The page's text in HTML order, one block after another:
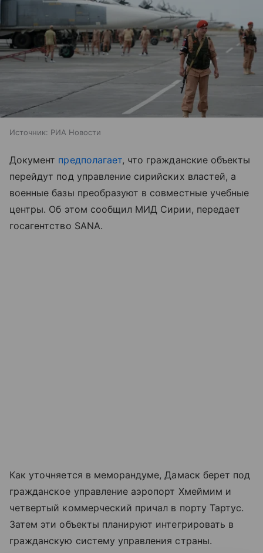
Источник: РИА Новости
Документ предполагает, что гражданские объекты
перейдут под управление сирийских властей, а
военные базы преобразуют в совместные учебные
центры. Об этом сообщил МИД Сирии, передает
госагентство SANA.
Как уточняется в меморандуме, Дамаск берет под
гражданское управление аэропорт Хмеймим и
четвертый коммерческий причал в порту Тартус.
Затем эти объекты планируют интегрировать в
гражданскую систему управления страны.